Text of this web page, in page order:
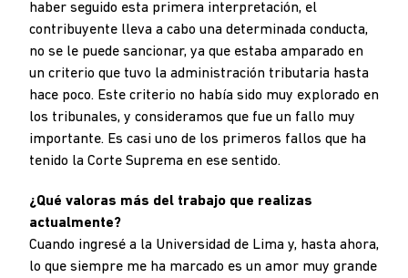
haber seguido esta primera interpretación, el
contribuyente lleva a cabo una determinada conducta,
no se le puede sancionar, ya que estaba amparado en
un criterio que tuvo la administración tributaria hasta
hace poco. Este criterio no había sido muy explorado en
los tribunales, y consideramos que fue un fallo muy
importante. Es casi uno de los primeros fallos que ha
tenido la Corte Suprema en ese sentido.
¿Qué valoras más del trabajo que realizas
actualmente?
Cuando ingresé a la Universidad de Lima y, hasta ahora,
lo que siempre me ha marcado es un amor muy grande